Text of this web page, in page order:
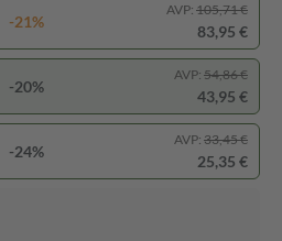
-21%
AVP: 105,71 €
83,95 €
-20%
AVP: 54,86 €
43,95 €
-24%
AVP: 33,45 €
25,35 €